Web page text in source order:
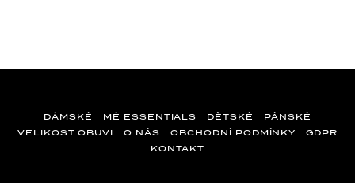
DÁMSKÉ MÉ ESSENTIALS DĚTSKÉ
PÁNSKÉ
VELIKOST OBUVI
O NÁS OBCHODNÍ PODMÍNKY
GDPR
KONTAKT